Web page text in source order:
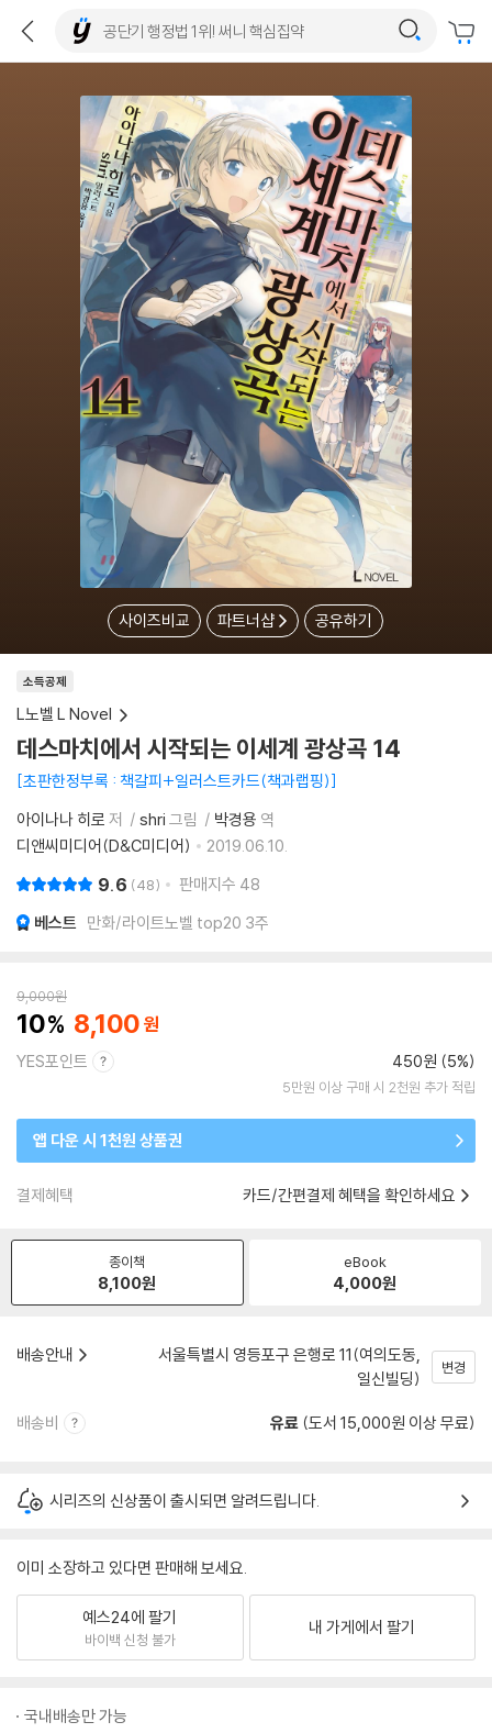
사이즈비교 파트너샵 공유하기
소득공제
L노벨 L Novel
데스마치에서 시작되는 이세계 광상곡 14
초판한정부록 : 책갈피+일러스트카드(책과랩핑)
아이나나 히로 저 shri 그림 박경용 역
디앤씨미디어(D&C미디어)
2019.06.10.
9.6 48 판매지수 48
베스트 만화/라이트노벨 top20 3주
9,000원
10 8,100
YES포인트 450원 (5%)
5만원 이상 구매 시 2천원 추가 적립
앱 다운 시 1천원 상품권
결제혜택 카드/간편결제 혜택을 확인하세요
종이책
8,100원
eBook
4,000원
배송안내
서울특별시 영등포구 은행로 11(여의도동,
일신빌딩)
변경
배송비 유료 (도서 15,000원 이상 무료)
시리즈의 신상품이 출시되면 알려드립니다.
이미 소장하고 있다면 판매해 보세요.
예스24에 팔기
바이백 신청 불가
내 가게에서 팔기
국내배송만 가능